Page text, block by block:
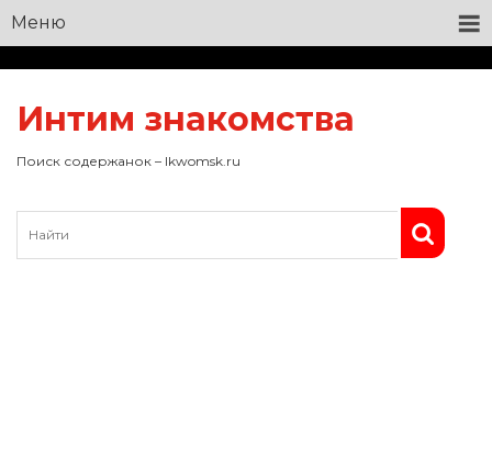
Меню
Интим знакомства
Поиск содержанок – lkwomsk.ru